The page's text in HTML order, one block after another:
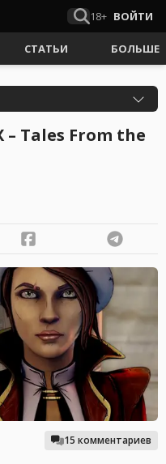
18+ ВОЙТИ
СТАТЬИ БОЛЬШЕ
– Tales From the
15 комментариев